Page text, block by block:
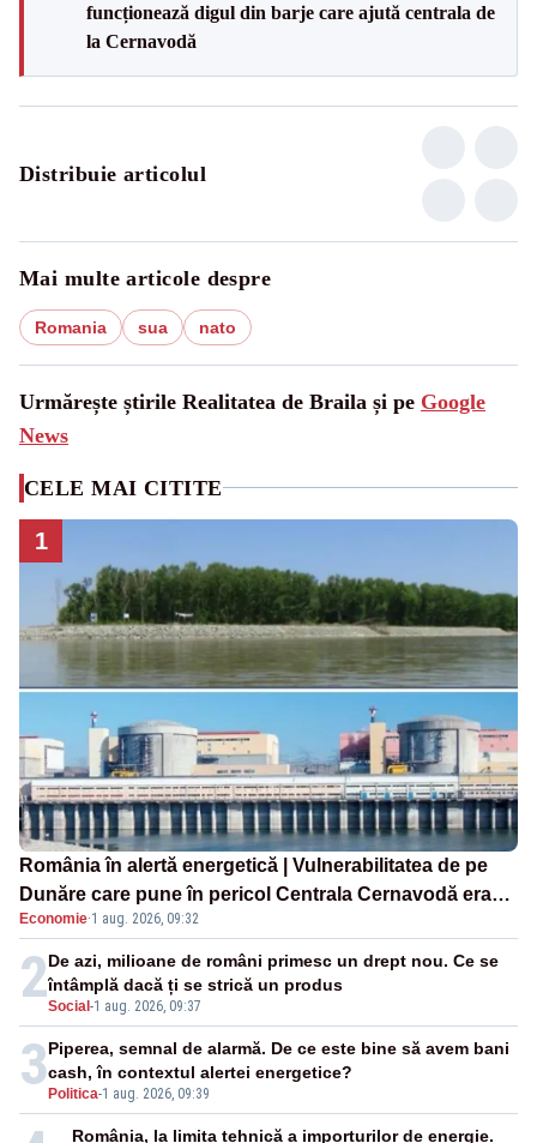
funcționează digul din barje care ajută centrala de
la Cernavodă
Distribuie articolul
Mai multe articole despre
Romania sua nato
Urmărește știrile Realitatea de Braila și pe Google
News
CELE MAI CITITE
1
România în alertă energetică | Vulnerabilitatea de pe
Dunăre care pune în pericol Centrala Cernavodă era
cunoscută de pe vremea lui Ceaușescu
Economie·1 aug. 2026, 09:32
2Social -1 aug. 2026, 09:37
De azi, milioane de români primesc un drept nou. Ce se
întâmplă dacă ți se strică un produs
3 Politica-1 aug. 2026, 09:39
Piperea, semnal de alarmă. De ce este bine să avem bani
cash, în contextul alertei energetice?
România, la limita tehnică a importurilor de energie.